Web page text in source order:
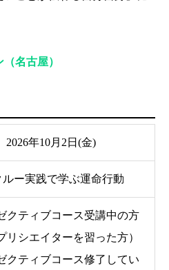
名古屋）
2026年10月2日(金)
ルー実践で学ぶ運命行動
クティブコース受講中の方
シエイターを習った方）
クティブコース修了してい